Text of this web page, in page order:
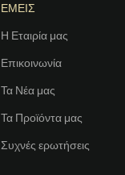
ΕΜΕΙΣ
Η Εταιρία μας
Επικοινωνία
Τα Νέα μας
Τα Προϊόντα μας
Συχνές ερωτήσεις